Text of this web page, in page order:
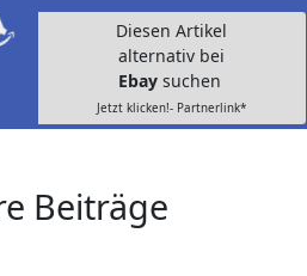
Diesen Artikel
alternativ bei
Ebay suchen
Jetzt klicken!- Partnerlink*
Beiträge